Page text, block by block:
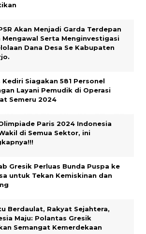
Akan Menjadi Garda Terdepan
Mengawal Serta Menginvestigasi
Dana Desa Se Kabupaten
Kediri Siagakan 581 Personel
Layani Pemudik di Operasi
Semeru 2024
Paris 2024 Indonesia
di Semua Sektor, ini
Gresik Perluas Bunda Puspa ke
untuk Tekan Kemiskinan dan
Berdaulat, Rakyat Sejahtera,
Maju: Polantas Gresik
Semangat Kemerdekaan